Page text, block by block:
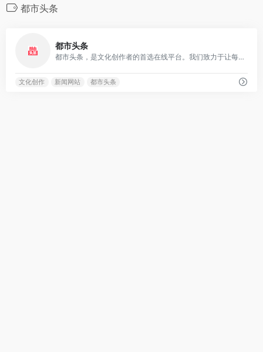
都市头条
都市头条
都市头条，是文化创作者的首选在线平台。我们致力于让每座城市在互联网上拥有独特的展示窗口。平台汇集了来自全球的文化和诗词专家，提供国际化的内容视野，实现全球共享。
文化创作 新闻网站 都市头条